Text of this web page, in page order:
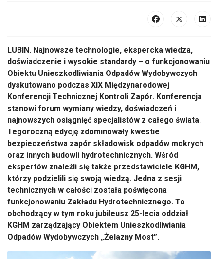
LUBIN. Najnowsze technologie, ekspercka wiedza,
doświadczenie i wysokie standardy – o funkcjonowaniu
Obiektu Unieszkodliwiania Odpadów Wydobywczych
dyskutowano podczas XIX Międzynarodowej
Konferencji Technicznej Kontroli Zapór. Konferencja
stanowi forum wymiany wiedzy, doświadczeń i
najnowszych osiągnięć specjalistów z całego świata.
Tegoroczną edycję zdominowały kwestie
bezpieczeństwa zapór składowisk odpadów mokrych
oraz innych budowli hydrotechnicznych. Wśród
ekspertów znaleźli się także przedstawiciele KGHM,
którzy podzielili się swoją wiedzą. Jedna z sesji
technicznych w całości została poświęcona
funkcjonowaniu Zakładu Hydrotechnicznego. To
obchodzący w tym roku jubileusz 25-lecia oddział
KGHM zarządzający Obiektem Unieszkodliwiania
Odpadów Wydobywczych „Żelazny Most”.